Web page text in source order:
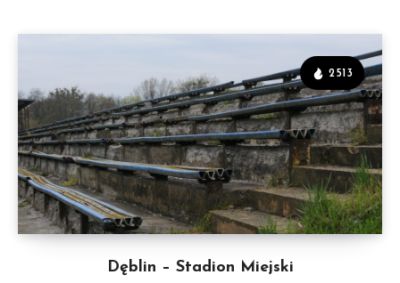
Dęblin – Stadion Miejski
2513